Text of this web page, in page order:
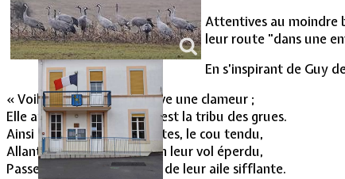
Attentives au moindre
leur route "dans une
En s’inspirant de Guy
« Voilà qu’à l’horizon s’élève une clameur ;
Elle approche, elle vient, c’est la tribu des grues.
Ainsi qu’un trait lancé, toutes, le cou tendu,
Allant toujours plus vite en leur vol éperdu,
Passent, fouettant le vent de leur aile sifflante.